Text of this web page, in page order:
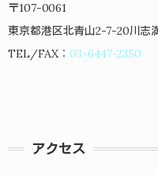
〒107-0061
東京都港区北青山2-7-20川志
TEL/FAX：03-6447-2350
アクセス